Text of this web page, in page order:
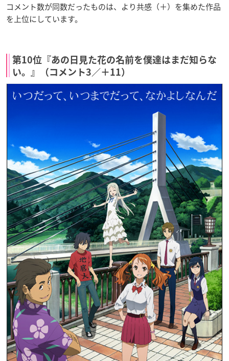
コメント数が同数だったものは、より共感（＋）を集めた作品
を上位にしています。
第10位『あの日見た花の名前を僕達はまだ知らな
い。』（コメント3／＋11）